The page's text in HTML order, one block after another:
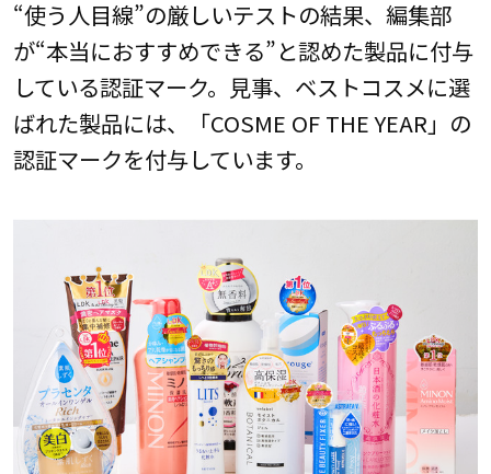
“使う人目線”の厳しいテストの結果、編集部
が“本当におすすめできる”と認めた製品に付与
している認証マーク。見事、ベストコスメに選
ばれた製品には、「COSME OF THE YEAR」の
認証マークを付与しています。